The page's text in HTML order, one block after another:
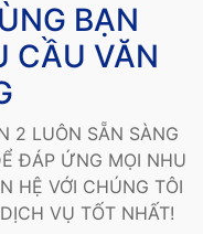
BẠN
CẦU VĂN
2 LUÔN SẴN SÀNG
ĐÁP ỨNG MỌI NHU
HỆ VỚI CHÚNG TÔI
VỤ TỐT NHẤT!